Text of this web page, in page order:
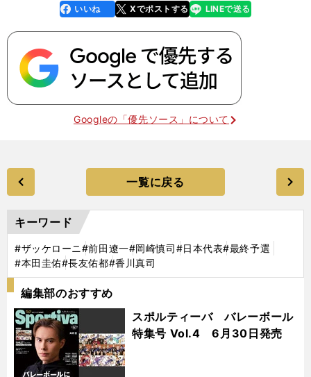
faceboo
k
いいね Xでポストする
line LINEで送る
Googleの「優先ソース」について
一覧に戻る
キーワード
#ザッケローニ#前田遼一#岡崎慎司#日本代表#最終予選
#本田圭佑#長友佑都#香川真司
編集部のおすすめ
スポルティーバ バレーボール
特集号 Vol.4 6月30日発売